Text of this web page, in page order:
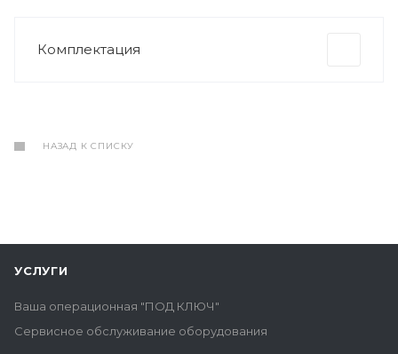
Комплектация
НАЗАД К СПИСКУ
УСЛУГИ
Ваша операционная "ПОД КЛЮЧ"
Сервисное обслуживание оборудования